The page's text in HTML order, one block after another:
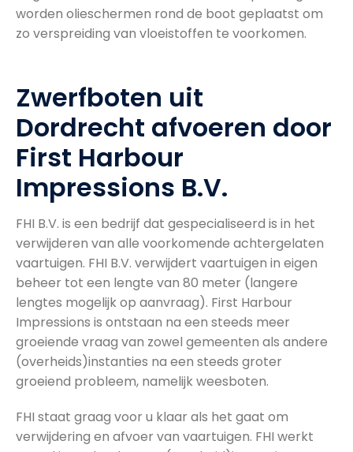
worden olieschermen rond de boot geplaatst om
zo verspreiding van vloeistoffen te voorkomen.
Zwerfboten uit
Dordrecht afvoeren door
First Harbour
Impressions B.V.
FHI B.V. is een bedrijf dat gespecialiseerd is in het
verwijderen van alle voorkomende achtergelaten
vaartuigen. FHI B.V. verwijdert vaartuigen in eigen
beheer tot een lengte van 80 meter (langere
lengtes mogelijk op aanvraag). First Harbour
Impressions is ontstaan na een steeds meer
groeiende vraag van zowel gemeenten als andere
(overheids)instanties na een steeds groter
groeiend probleem, namelijk weesboten.
FHI staat graag voor u klaar als het gaat om
verwijdering en afvoer van vaartuigen. FHI werkt